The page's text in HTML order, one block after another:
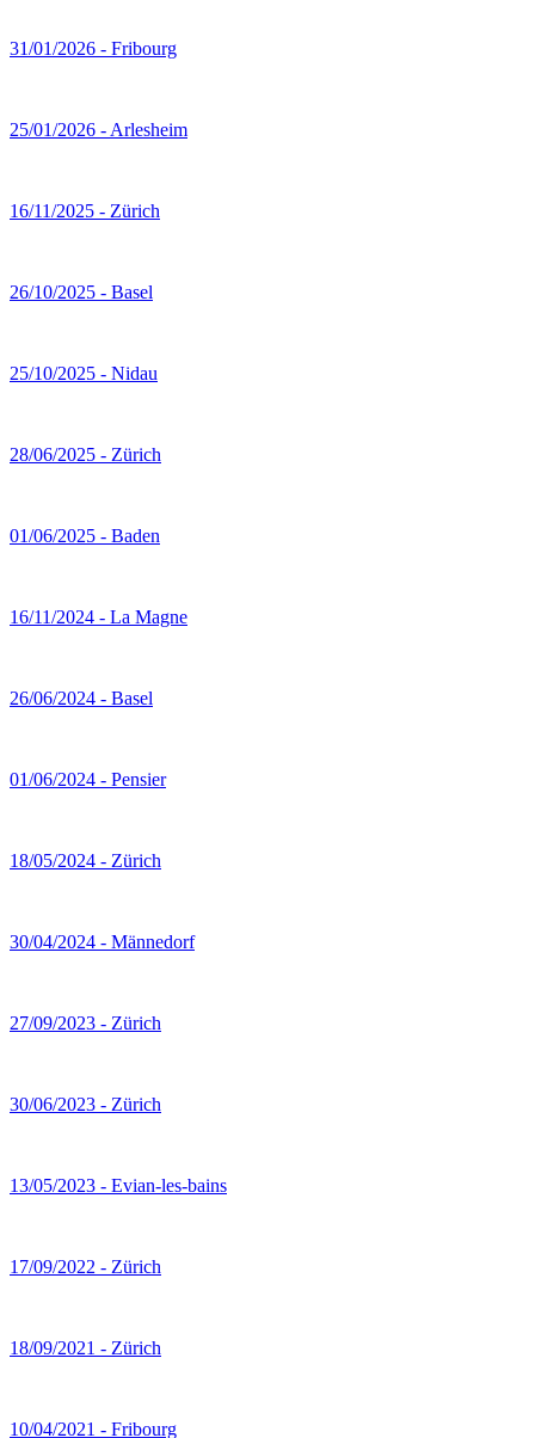
31/01/2026 - Fribourg
25/01/2026 - Arlesheim
16/11/2025 - Zürich
26/10/2025 - Basel
25/10/2025 - Nidau
28/06/2025 - Zürich
01/06/2025 - Baden
16/11/2024 - La Magne
26/06/2024 - Basel
01/06/2024 - Pensier
18/05/2024 - Zürich
30/04/2024 - Männedorf
27/09/2023 - Zürich
30/06/2023 - Zürich
13/05/2023 - Evian-les-bains
17/09/2022 - Zürich
18/09/2021 - Zürich
10/04/2021 - Fribourg